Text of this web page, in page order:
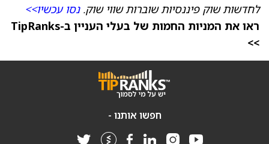
לחדשות שוק פיננסיות שוברות שווי שוק.נסו עכשיו>>
ראו את המניות החמות של בעלי העניין ב-TipRanks
>>
חפשו אותנו -